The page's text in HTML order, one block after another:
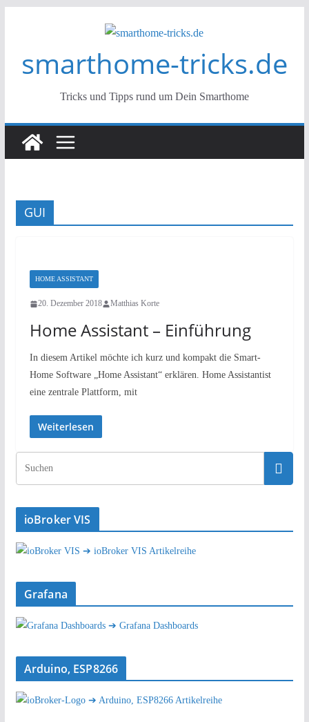
smarthome-tricks.de
Tricks und Tipps rund um Dein Smarthome
GUI
HOME ASSISTANT
20. Dezember 2018 Matthias Korte
Home Assistant – Einführung
In diesem Artikel möchte ich kurz und kompakt die Smart-
Home Software „Home Assistant“ erklären. Home Assistantist
eine zentrale Plattform, mit
Weiterlesen
ioBroker VIS
➔ ioBroker VIS Artikelreihe
Grafana
➔ Grafana Dashboards
Arduino, ESP8266
➔ Arduino, ESP8266 Artikelreihe